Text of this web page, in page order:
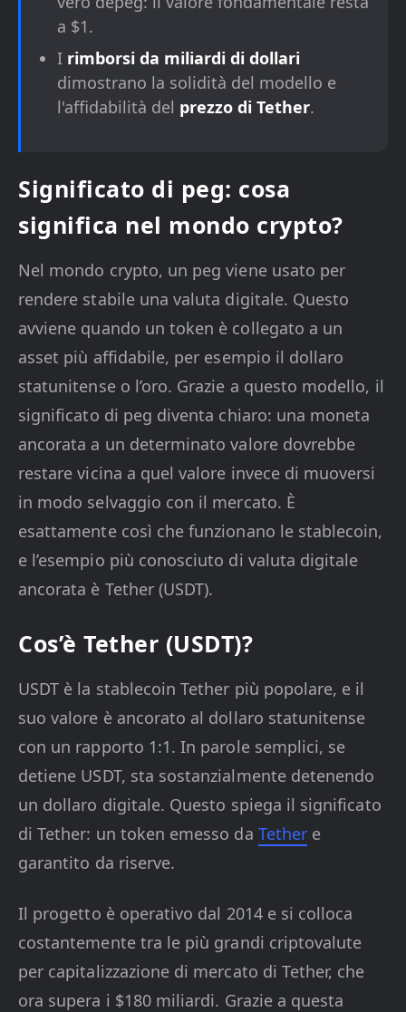
a $1.
I rimborsi da miliardi di dollari
dimostrano la solidità del modello e
l'affidabilità del prezzo di Tether.
Significato di peg: cosa
significa nel mondo crypto?
Nel mondo crypto, un peg viene usato per
rendere stabile una valuta digitale. Questo
avviene quando un token è collegato a un
asset più affidabile, per esempio il dollaro
statunitense o l’oro. Grazie a questo modello, il
significato di peg diventa chiaro: una moneta
ancorata a un determinato valore dovrebbe
restare vicina a quel valore invece di muoversi
in modo selvaggio con il mercato. È
esattamente così che funzionano le stablecoin,
e l’esempio più conosciuto di valuta digitale
ancorata è Tether (USDT).
Cos’è Tether (USDT)?
USDT è la stablecoin Tether più popolare, e il
suo valore è ancorato al dollaro statunitense
con un rapporto 1:1. In parole semplici, se
detiene USDT, sta sostanzialmente detenendo
un dollaro digitale. Questo spiega il significato
di Tether: un token emesso da Tethere
garantito da riserve.
Il progetto è operativo dal 2014 e si colloca
costantemente tra le più grandi criptovalute
per capitalizzazione di mercato di Tether, che
ora supera i $180 miliardi. Grazie a questa